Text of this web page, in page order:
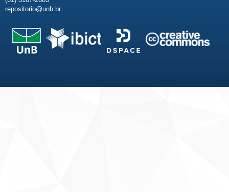
repositorio@unb.br